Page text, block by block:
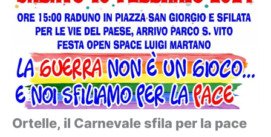
Ortelle, il Carnevale sfila per la pace